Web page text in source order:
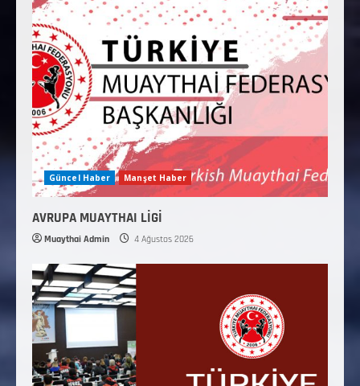
Güncel Haber Manşet Haber
AVRUPA MUAYTHAI LİGİ
Muaythai Admin 4 Ağustos 2026